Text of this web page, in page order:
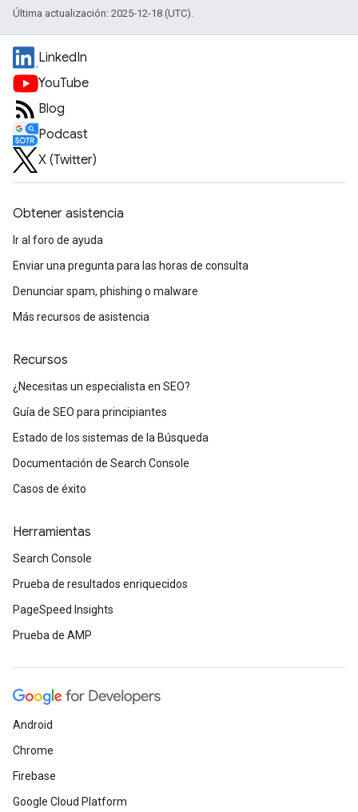
Última actualización: 2025-12-18 (UTC).
LinkedIn
YouTube
Blog
Podcast
X (Twitter)
Obtener asistencia
Ir al foro de ayuda
Enviar una pregunta para las horas de consulta
Denunciar spam, phishing o malware
Más recursos de asistencia
Recursos
¿Necesitas un especialista en SEO?
Guía de SEO para principiantes
Estado de los sistemas de la Búsqueda
Documentación de Search Console
Casos de éxito
Herramientas
Search Console
Prueba de resultados enriquecidos
PageSpeed Insights
Prueba de AMP
Android
Chrome
Firebase
Google Cloud Platform